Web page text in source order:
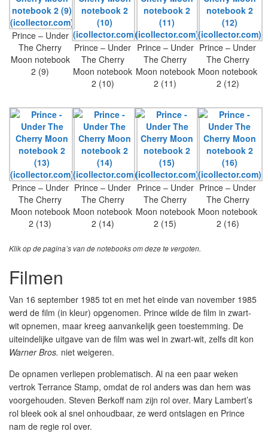
Prince – Under
The Cherry
Moon notebook
2 (9)
Prince – Under
The Cherry
Moon notebook
2 (10)
Prince – Under
The Cherry
Moon notebook
2 (11)
Prince – Under
The Cherry
Moon notebook
2 (12)
Prince – Under
The Cherry
Moon notebook
2 (13)
Prince – Under
The Cherry
Moon notebook
2 (14)
Prince – Under
The Cherry
Moon notebook
2 (15)
Prince – Under
The Cherry
Moon notebook
2 (16)
Klik op de pagina’s van de notebooks om deze te vergoten.
Filmen
Van 16 september 1985 tot en met het einde van november 1985
werd de film (in kleur) opgenomen. Prince wilde de film in zwart-
wit opnemen, maar kreeg aanvankelijk geen toestemming. De
uiteindelijke uitgave van de film was wel in zwart-wit, zelfs dit kon
Warner Bros. niet weigeren.
De opnamen verliepen problematisch. Al na een paar weken
vertrok Terrance Stamp, omdat de rol anders was dan hem was
voorgehouden. Steven Berkoff nam zijn rol over. Mary Lambert’s
rol bleek ook al snel onhoudbaar, ze werd ontslagen en Prince
nam de regie rol over.